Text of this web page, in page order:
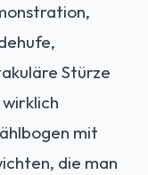
Stürze
mit
die man